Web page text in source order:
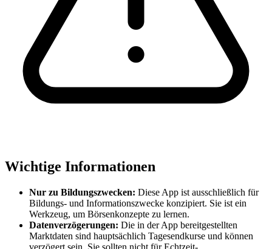
Wichtige Informationen
Nur zu Bildungszwecken: Diese App ist ausschließlich für
Bildungs- und Informationszwecke konzipiert. Sie ist ein
Werkzeug, um Börsenkonzepte zu lernen.
Datenverzögerungen: Die in der App bereitgestellten
Marktdaten sind hauptsächlich Tagesendkurse und können